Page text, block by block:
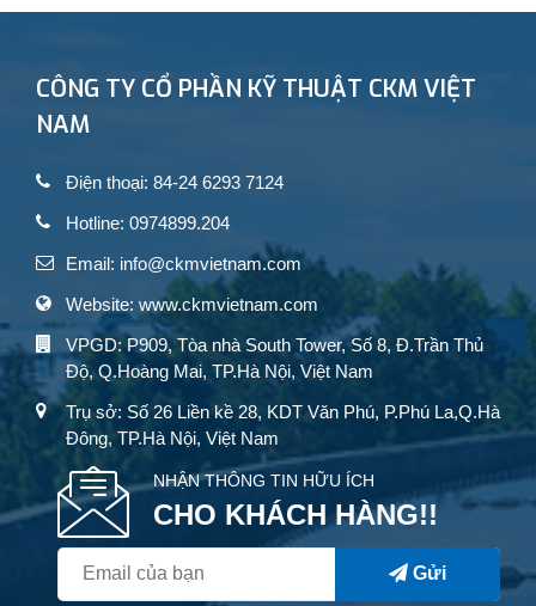
CÔNG TY CỔ PHẦN KỸ THUẬT CKM VIỆT
NAM
Điện thoại: 84-24 6293 7124
Hotline: 0974899.204
Email: info@ckmvietnam.com
Website: www.ckmvietnam.com
VPGD: P909, Tòa nhà South Tower, Số 8, Đ.Trần Thủ
Độ, Q.Hoàng Mai, TP.Hà Nội, Việt Nam
Trụ sở: Số 26 Liền kề 28, KDT Văn Phú, P.Phú La,Q.Hà
Đông, TP.Hà Nội, Việt Nam
NHẬN THÔNG TIN HỮU ÍCH
CHO KHÁCH HÀNG!!
Gửi